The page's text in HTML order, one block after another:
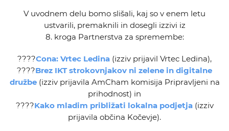
V uvodnem delu bomo slišali, kaj so v enem letu
ustvarili, premaknili in dosegli izzivi iz
8. kroga Partnerstva za spremembe:
????Cona: Vrtec Ledina (izziv prijavil Vrtec Ledina),
????Brez IKT strokovnjakov ni zelene in digitalne
družbe(izziv prijavila AmCham komisija Pripravljeni na
prihodnost) in
????Kako mladim približati lokalna podjetja(izziv
prijavila občina Kočevje).